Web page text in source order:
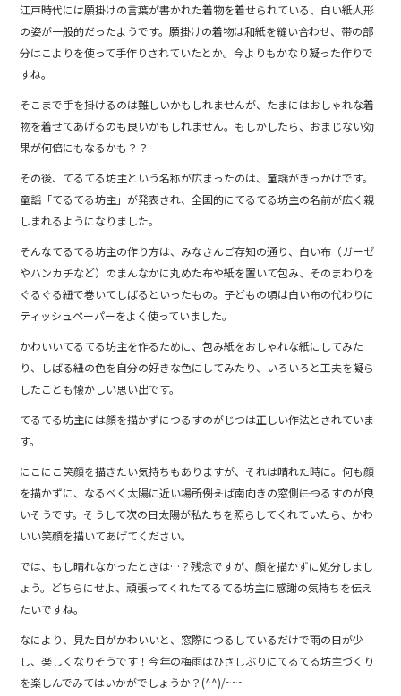
江戸時代には願掛けの言葉が書かれた着物を着せられている、白い紙人形
の姿が一般的だったようです。願掛けの着物は和紙を縫い合わせ、帯の部
分はこよりを使って手作りされていたとか。今よりもかなり凝った作りで
すね。
そこまで手を掛けるのは難しいかもしれませんが、たまにはおしゃれな着
物を着せてあげるのも良いかもしれません。もしかしたら、おまじない効
果が何倍にもなるかも？？
その後、てるてる坊主という名称が広まったのは、童謡がきっかけです。
童謡「てるてる坊主」が発表され、全国的にてるてる坊主の名前が広く親
しまれるようになりました。
そんなてるてる坊主の作り方は、みなさんご存知の通り、白い布（ガーゼ
やハンカチなど）のまんなかに丸めた布や紙を置いて包み、そのまわりを
ぐるぐる紐で巻いてしばるといったもの。子どもの頃は白い布の代わりに
ティッシュペーパーをよく使っていました。
かわいいてるてる坊主を作るために、包み紙をおしゃれな紙にしてみた
り、しばる紐の色を自分の好きな色にしてみたり、いろいろと工夫を凝ら
したことも懐かしい思い出です。
てるてる坊主には顔を描かずにつるすのがじつは正しい作法とされていま
す。
にこにこ笑顔を描きたい気持ちもありますが、それは晴れた時に。何も顔
を描かずに、なるべく太陽に近い場所――例えば南向きの窓側――につるすのが良
いそうです。そうして次の日太陽が私たちを照らしてくれていたら、かわ
いい笑顔を描いてあげてください。
では、もし晴れなかったときは…？残念ですが、顔を描かずに処分しまし
ょう。どちらにせよ、頑張ってくれたてるてる坊主に感謝の気持ちを伝え
たいですね。
なにより、見た目がかわいいと、窓際につるしているだけで雨の日が少
し、楽しくなりそうです！今年の梅雨はひさしぶりにてるてる坊主づくり
を楽しんでみてはいかがでしょうか？(^^)/~~~